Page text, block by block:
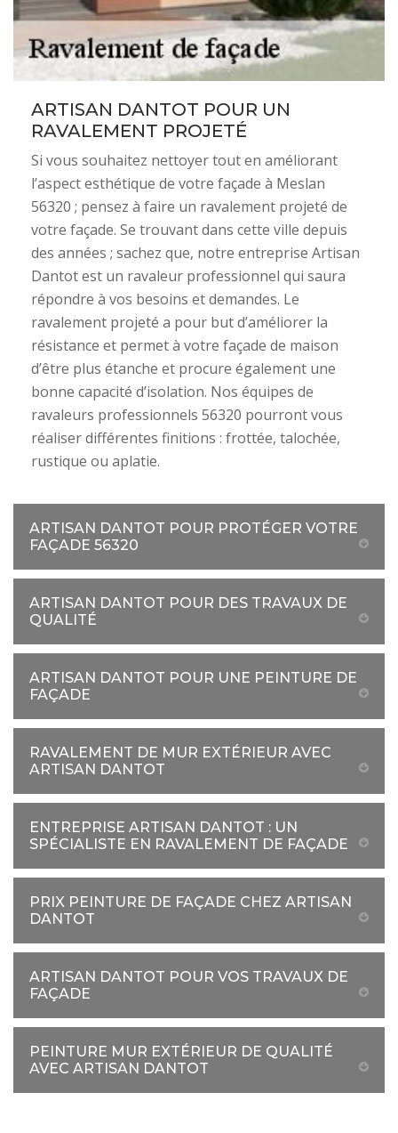
ARTISAN DANTOT POUR UN
RAVALEMENT PROJETÉ
Si vous souhaitez nettoyer tout en améliorant
l’aspect esthétique de votre façade à Meslan
56320 ; pensez à faire un ravalement projeté de
votre façade. Se trouvant dans cette ville depuis
des années ; sachez que, notre entreprise Artisan
Dantot est un ravaleur professionnel qui saura
répondre à vos besoins et demandes. Le
ravalement projeté a pour but d’améliorer la
résistance et permet à votre façade de maison
d’être plus étanche et procure également une
bonne capacité d’isolation. Nos équipes de
ravaleurs professionnels 56320 pourront vous
réaliser différentes finitions : frottée, talochée,
rustique ou aplatie.
ARTISAN DANTOT POUR PROTÉGER VOTRE
FAÇADE 56320
ARTISAN DANTOT POUR DES TRAVAUX DE
QUALITÉ
ARTISAN DANTOT POUR UNE PEINTURE DE
FAÇADE
RAVALEMENT DE MUR EXTÉRIEUR AVEC
ARTISAN DANTOT
ENTREPRISE ARTISAN DANTOT : UN
SPÉCIALISTE EN RAVALEMENT DE FAÇADE
PRIX PEINTURE DE FAÇADE CHEZ ARTISAN
DANTOT
ARTISAN DANTOT POUR VOS TRAVAUX DE
FAÇADE
PEINTURE MUR EXTÉRIEUR DE QUALITÉ
AVEC ARTISAN DANTOT